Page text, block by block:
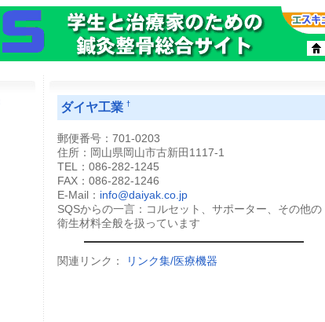
ダイヤ工業 †
郵便番号：701-0203
住所：岡山県岡山市古新田1117-1
TEL：086-282-1245
FAX：086-282-1246
E-Mail： info@daiyak.co.jp
SQSからの一言：コルセット、サポーター、その他の
衛生材料全般を扱っています
関連リンク： リンク集/医療機器